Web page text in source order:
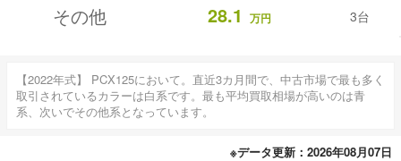
その他 28.1 万円 3台
【2022年式】 PCX125において。直近3カ月間で、中古市場で最も多く
取引されているカラーは白系です。最も平均買取相場が高いのは青
系、次いでその他系となっています。
※データ更新：2026年08月07日